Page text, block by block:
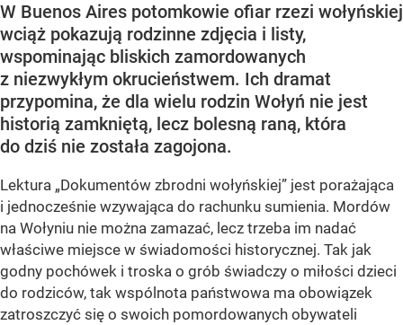
W Buenos Aires potomkowie ofiar rzezi wołyńskiej
wciąż pokazują rodzinne zdjęcia i listy,
wspominając bliskich zamordowanych
z niezwykłym okrucieństwem. Ich dramat
przypomina, że dla wielu rodzin Wołyń nie jest
historią zamkniętą, lecz bolesną raną, która
do dziś nie została zagojona.
Lektura „Dokumentów zbrodni wołyńskiej” jest porażająca
i jednocześnie wzywająca do rachunku sumienia. Mordów
na Wołyniu nie można zamazać, lecz trzeba im nadać
właściwe miejsce w świadomości historycznej. Tak jak
godny pochówek i troska o grób świadczy o miłości dzieci
do rodziców, tak wspólnota państwowa ma obowiązek
zatroszczyć się o swoich pomordowanych obywateli